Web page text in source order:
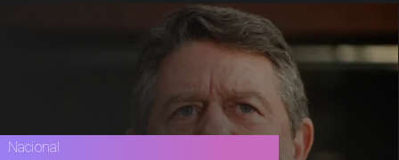
Nacional